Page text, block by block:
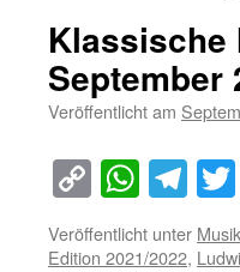
Klassische
September
Veröffentlicht am
Copy
Link
Veröffentlicht unter Musik
Edition 2021/2022,